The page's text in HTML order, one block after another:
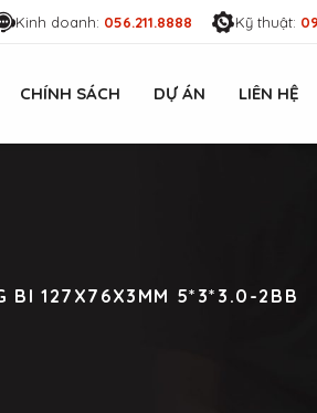
Kinh doanh: 056.211.8888 Kỹ thuật:
CHÍNH SÁCH DỰ ÁN LIÊN HỆ
BI 127X76X3MM 5*3*3.0-2BB